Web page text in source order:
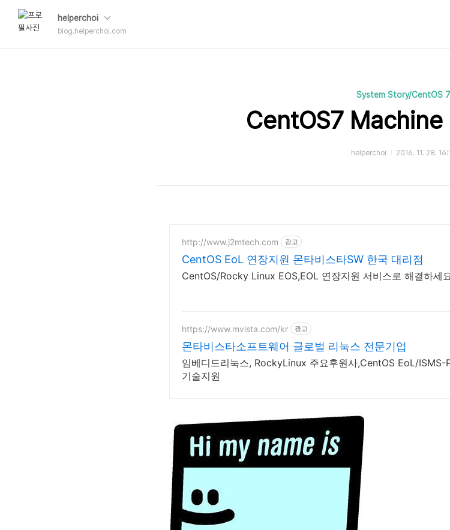
helperchoi
blog.helperchoi.com
System Story/CentOS 7
CentOS7 Machine
helperchoi 2016. 11. 28.
http://www.j2mtech.com 광고
CentOS EoL 연장지원 몬타비스타SW 한국 대리점
CentOS/Rocky Linux EOS,EOL 연장지원 서비스로 해결하세
https://www.mvista.com/kr 광고
몬타비스타소프트웨어 글로벌 리눅스 전문기업
임베디드리눅스, RockyLinux 주요후원사,CentOS EoL/ISMS-P대응 RockyLinux, Ubuntu 유
기술지원